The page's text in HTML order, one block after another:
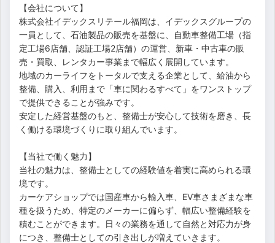
【会社について】
株式会社イデックスリテール福岡は、イデックスグループの
一員として、石油製品の販売を基盤に、自動車整備工場（指
定工場6店舗、認証工場2店舗）の運営、新車・中古車の販
売・買取、レンタカー事業まで幅広く展開しています。
地域のカーライフをトータルで支える企業として、給油から
整備、購入、利用まで「車に関わるすべて」をワンストップ
で提供できることが強みです。
安定した経営基盤のもと、整備士が安心して技術を磨き、長
く働ける環境づくりに取り組んでいます。
【当社で働く魅力】
当社の魅力は、整備士としての経験値を着実に高められる環
境です。
カーケアショップでは国産車から輸入車、EV車さまざまな車
種を扱うため、特定のメーカーに偏らず、幅広い整備経験を
積むことができます。日々の業務を通して自然と対応力が身
につき、整備士としての引き出しが増えていきます。